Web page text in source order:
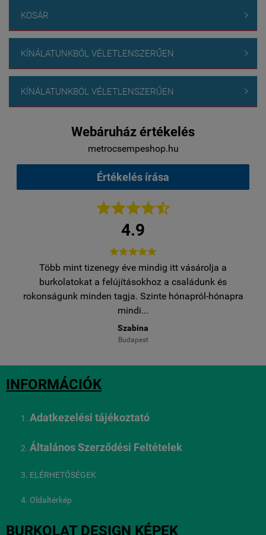
KOSÁR 
KÍNÁLATUNKBÓL VÉLETLENSZERŰEN 
KÍNÁLATUNKBÓL VÉLETLENSZERŰEN 
Webáruház értékelés
metrocsempeshop.hu
Értékelés írása

4.9

Több mint tizenegy éve mindig itt vásárolja a
burkolatokat a felújításokhoz a családunk és
rokonságunk minden tagja. Szinte hónapról-hónapra
mindi...
Szabina
Budapest
INFORMÁCIÓK
Adatkezelési tájékoztató
Általános Szerződési Feltételek
ELÉRHETŐSÉGEK
Oldaltérkép
BURKOLAT DESIGN KÉPEK